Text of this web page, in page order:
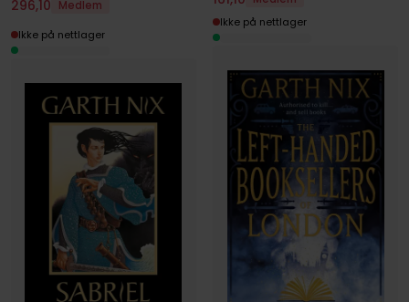
296,10
Medlem
Ikke på nettlager
Ikke på nettlager